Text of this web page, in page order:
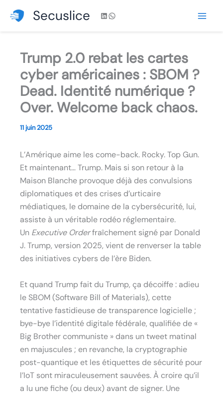
Secuslice LinkedIn
WhatsApp
Trump 2.0 rebat les cartes
cyber américaines : SBOM ?
Dead. Identité numérique ?
Over. Welcome back chaos.
11 juin 2025
L’Amérique aime les come-back. Rocky. Top Gun.
Et maintenant… Trump. Mais si son retour à la
Maison Blanche provoque déjà des convulsions
diplomatiques et des crises d’urticaire
médiatiques, le domaine de la cybersécurité, lui,
assiste à un véritable rodéo réglementaire.
Un Executive Orderfraîchement signé par Donald
J. Trump, version 2025, vient de renverser la table
des initiatives cybers de l’ère Biden.
Et quand Trump fait du Trump, ça décoiffe : adieu
le SBOM (Software Bill of Materials), cette
tentative fastidieuse de transparence logicielle ;
bye-bye l’identité digitale fédérale, qualifiée de «
Big Brother communiste » dans un tweet matinal
en majuscules ; en revanche, la cryptographie
post-quantique et les étiquettes de sécurité pour
l’IoT sont miraculeusement sauvées. À croire qu’il
a lu une fiche (ou deux) avant de signer. Une